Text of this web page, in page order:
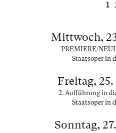
1
Mittwoch,
PREMIERE/
Staatsoper in
Freitag,
2. Aufführung in
Staatsoper in
Sonntag,